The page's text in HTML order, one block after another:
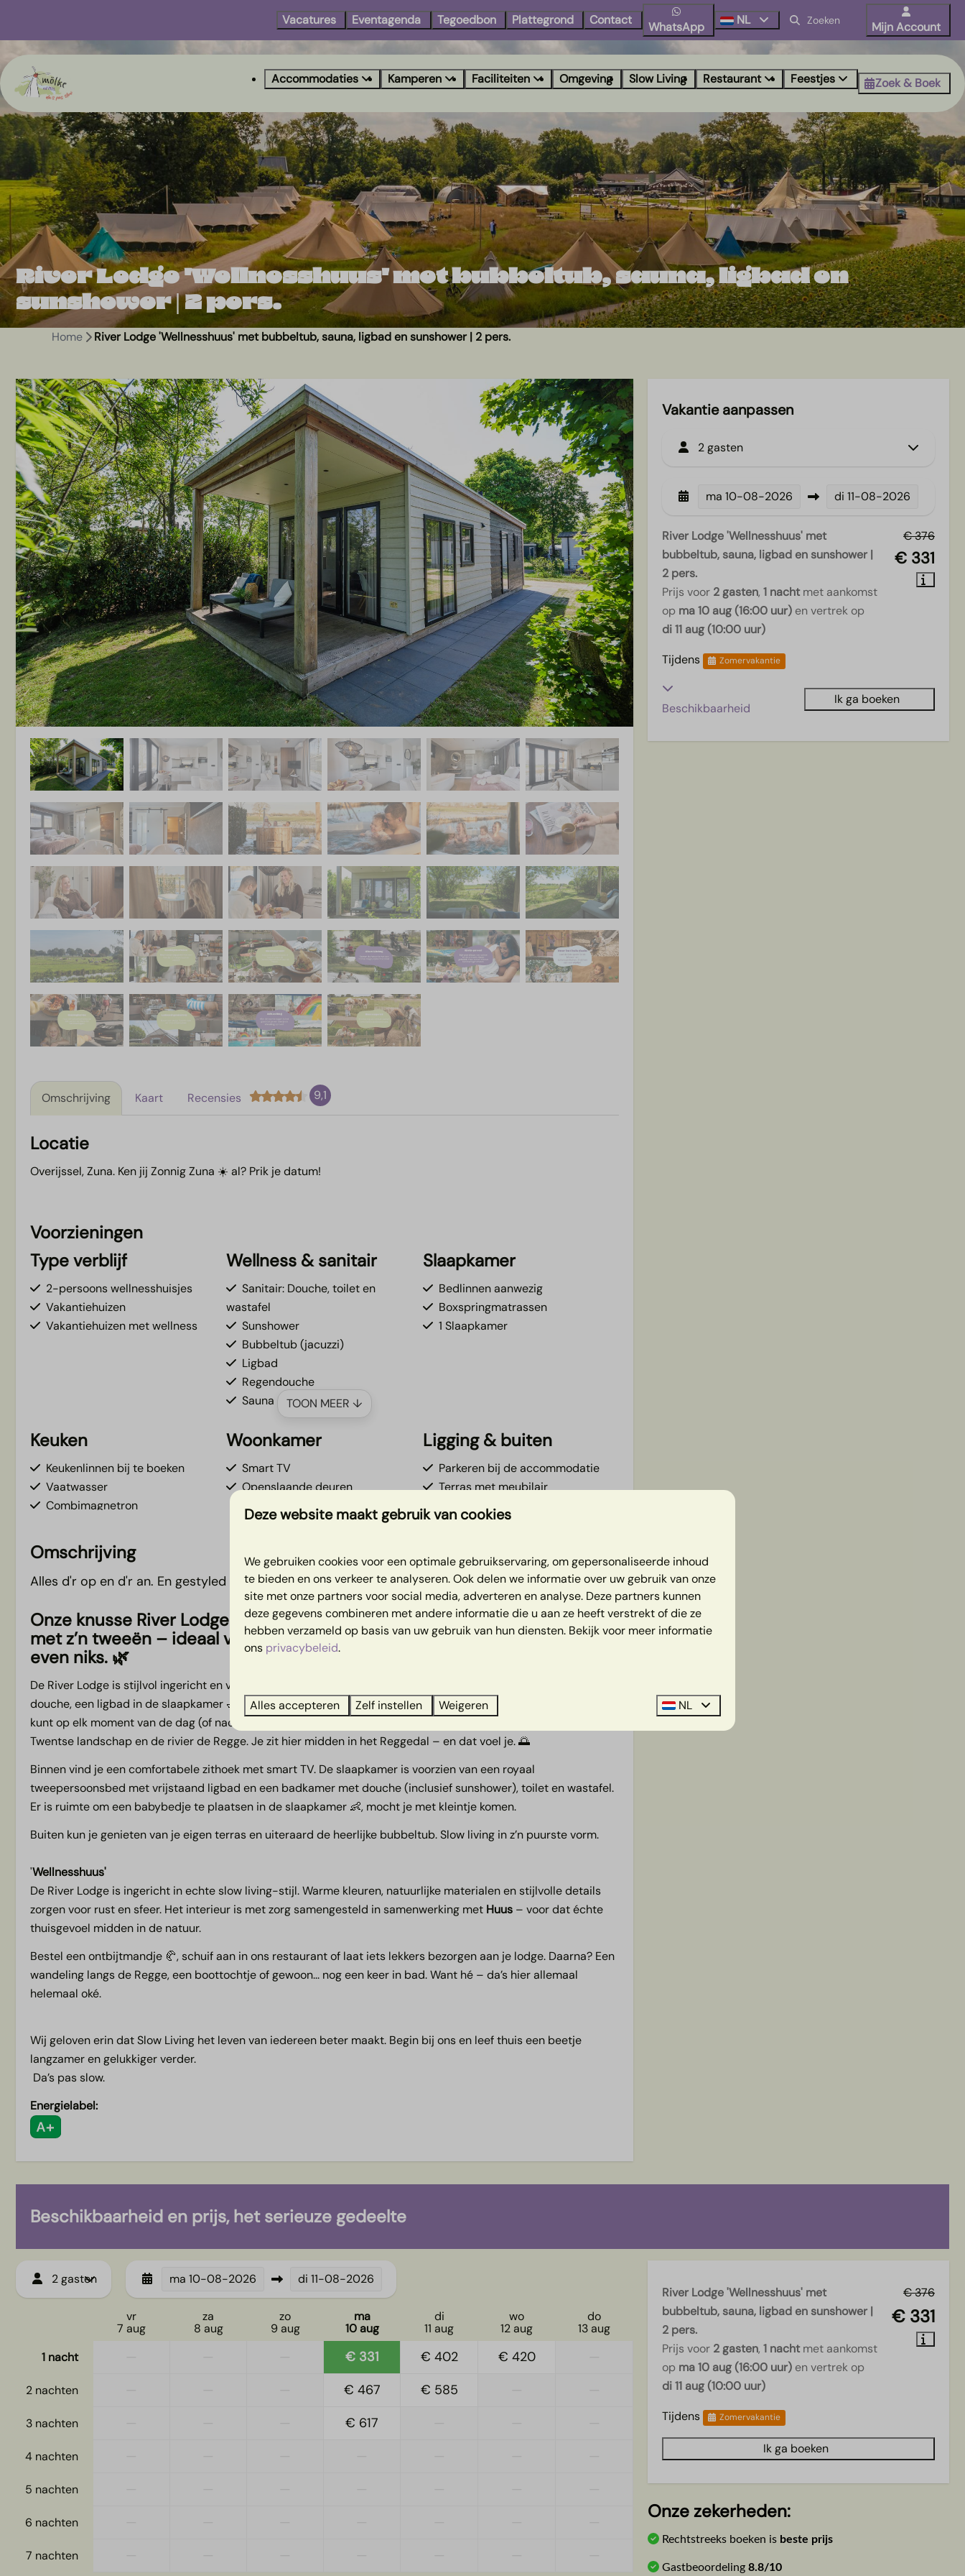
Vacatures Eventagenda Tegoedbon Plattegrond Contact WhatsApp NL Mijn Account
Accommodaties Kamperen Faciliteiten Omgeving Slow Living Restaurant Feestjes Zoek & Boek
River Lodge 'Wellnesshuus' met bubbeltub, sauna, ligbad en
sunshower | 2 pers.
Home River Lodge 'Wellnesshuus' met bubbeltub, sauna, ligbad en sunshower | 2 pers.
Omschrijving Kaart Recensies 9,1
Locatie
Overijssel, Zuna. Ken jij Zonnig Zuna ☀️ al? Prik je datum!
Voorzieningen
Type verblijf
2-persoons wellnesshuisjes
Vakantiehuizen
Vakantiehuizen met wellness
Wellness & sanitair
Sanitair: Douche, toilet en
wastafel
Sunshower
Bubbeltub (jacuzzi)
Ligbad
Regendouche
Sauna
Slaapkamer
Bedlinnen aanwezig
Boxspringmatrassen
1 Slaapkamer
Keuken
Keukenlinnen bij te boeken
Vaatwasser
Combimagnetron
Kookgelegenheid
Keukeninventaris
Koel/vries combi
Woonkamer
Smart TV
Openslaande deuren
Ligging & buiten
Parkeren bij de accommodatie
Terras met meubilair
Boek je favoriete plekje tijdens
Direct aan de rivier
Panoramisch weids uitzicht
Huisdieren
Huisdiervrij
Algemeen
Airco
Voorkeurslocatie
Kids
TOON MEER ↓
Omschrijving
Alles d'r op en d'r an. En gestyled door Huus - Da's pas slow! 🧖🏼
Onze knusse River Lodge Wellness is dé plek voor een wellness escape
met z’n tweeën – ideaal voor een mini-break, een babymoon of gewoon
even niks. 🌿
De River Lodge is stijlvol ingericht en van alle gemakken voorzien: een privé sauna 🧖, een sunshower in de
douche, een ligbad in de slaapkamer 🛁 én een bubbeltub buiten. Die hottub is altijd warm én bubbelt, dus je
kunt op elk moment van de dag (of nacht) ontspannen. Vanuit het huisje heb je prachtig uitzicht over het
Twentse landschap en de rivier de Regge. Je zit hier midden in het Reggedal – en dat voel je. 🌅
Binnen vind je een comfortabele zithoek met smart TV. De slaapkamer is voorzien van een royaal
tweepersoonsbed met vrijstaand ligbad en een badkamer met douche (inclusief sunshower), toilet en wastafel.
Er is ruimte om een babybedje te plaatsen in de slaapkamer 👶, mocht je met kleintje komen.
Buiten kun je genieten van je eigen terras en uiteraard de heerlijke bubbeltub. Slow living in z’n puurste vorm.
'Wellnesshuus'
De River Lodge is ingericht in echte slow living-stijl. Warme kleuren, natuurlijke materialen en stijlvolle details
zorgen voor rust en sfeer. Het interieur is met zorg samengesteld in samenwerking met Huus – voor dat échte
thuisgevoel midden in de natuur.
Bestel een ontbijtmandje 🥐, schuif aan in ons restaurant of laat iets lekkers bezorgen aan je lodge. Daarna? Een
wandeling langs de Regge, een boottochtje of gewoon... nog een keer in bad. Want hé – da’s hier allemaal
helemaal oké.
Wij geloven erin dat Slow Living het leven van iedereen beter maakt. Begin bij ons en leef thuis een beetje
langzamer en gelukkiger verder.
Da’s pas slow.
Energielabel:
Vakantie aanpassen
2 gasten
ma 10-08-2026 di 11-08-2026
€ 376
€ 331
River Lodge 'Wellnesshuus' met
bubbeltub, sauna, ligbad en sunshower |
2 pers.
Prijs voor 2 gasten, 1 nachtmet aankomst
op ma 10 aug (16:00 uur) en vertrek op
di 11 aug (10:00 uur)
Tijdens
Zomervakantie
Beschikbaarheid
Ik ga boeken
Beschikbaarheid en prijs, het serieuze gedeelte
2 gasten ma 10-08-2026 di 11-08-2026
vr
7 aug
za
8 aug
zo
9 aug
ma
10 aug
di
11 aug
wo
12 aug
do
13 aug
1 nacht
€ 331 € 402 € 420
2 nachten € 467 € 585
3 nachten € 617
4 nachten
5 nachten
6 nachten
7 nachten
€ 376
€ 331
River Lodge 'Wellnesshuus' met
bubbeltub, sauna, ligbad en sunshower |
2 pers.
Prijs voor 2 gasten, 1 nachtmet aankomst
op ma 10 aug (16:00 uur) en vertrek op
di 11 aug (10:00 uur)
Tijdens
Zomervakantie
Ik ga boeken
Onze zekerheden:
Rechtstreeks boeken is beste prijs
Gastbeoordeling 8.8/10
Deze website maakt gebruik van cookies
We gebruiken cookies voor een optimale gebruikservaring, om gepersonaliseerde inhoud
te bieden en ons verkeer te analyseren. Ook delen we informatie over uw gebruik van onze
site met onze partners voor social media, adverteren en analyse. Deze partners kunnen
deze gegevens combineren met andere informatie die u aan ze heeft verstrekt of die ze
hebben verzameld op basis van uw gebruik van hun diensten. Bekijk voor meer informatie
ons privacybeleid.
Alles accepteren Zelf instellen Weigeren NL